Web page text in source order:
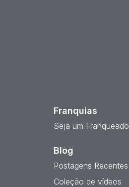
Franquias
Seja um Franqueado
Blog
Postagens Recentes
Coleção de vídeos